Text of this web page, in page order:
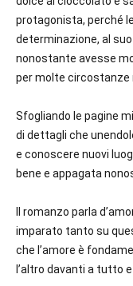
protagonista, perché
determinazione, al
nonostante avesse
per molte circostanze
Sfogliando le pagine
di dettagli che
e conoscere nuovi
bene e appagata
Il romanzo parla
imparato tanto su
che l’amore è
l’altro davanti a tutto